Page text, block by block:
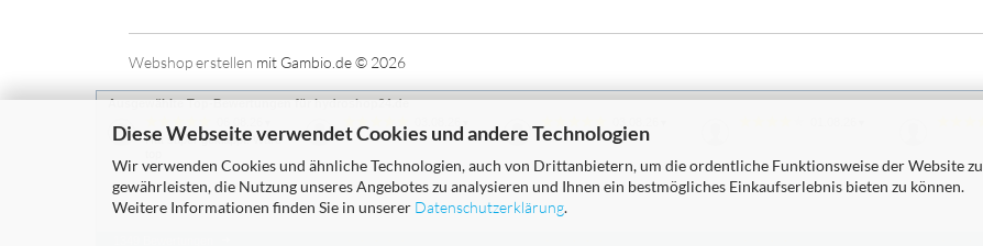
Diese Webseite verwendet Cookies und andere Technologien
Wir verwenden Cookies und ähnliche Technologien, auch von Drittanbietern, um die ordentliche Funktionsweise der Website zu
gewährleisten, die Nutzung unseres Angebotes zu analysieren und Ihnen ein bestmögliches Einkaufserlebnis bieten zu können.
Weitere Informationen finden Sie in unserer Datenschutzerklärung.
Webshop erstellen mit Gambio.de © 2026
Ausgewählte Top-Bewertungen für hydroshop24.de
Hat super geklappt. Ware